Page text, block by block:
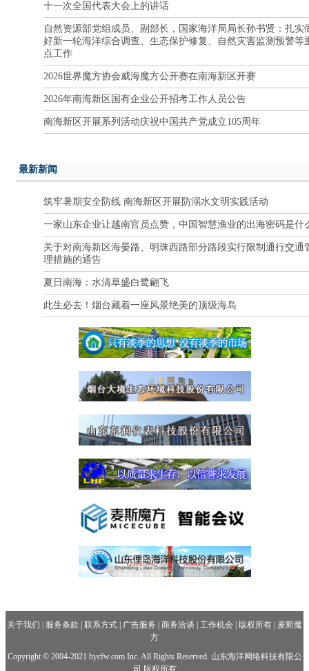
十一次全国代表大会上的讲话
自然资源部党组成员、副部长，国家海洋局局长孙书贤：扎实
好新一轮海洋综合调查、生态保护修复、自然灾害监测预警等
点工作
2026世界魔方协会威海魔方公开赛在南海新区开赛
2026年南海新区国有企业公开招考工作人员公告
南海新区开展系列活动庆祝中国共产党成立105周年
最新新闻
筑牢暑期安全防线 南海新区开展防溺水文明实践活动
一家山东企业让越南官员点赞，中国智慧渔业的出海密码是什
关于对南海新区海晏路、明珠西路部分路段实行限制通行交通
理措施的通告
夏日南海：水清草盛白鹭翩飞
此生必去！烟台藏着一座风景绝美的顶级海岛
关于我们 服务条款 联系方式 广告服务 商务洽谈 工作机会 版权所有
麦斯魔
方
Copyright © 2004-2021 hycfw.com Inc. All Rights Reserved. 山东海洋网络科技有限公
司 版权所有